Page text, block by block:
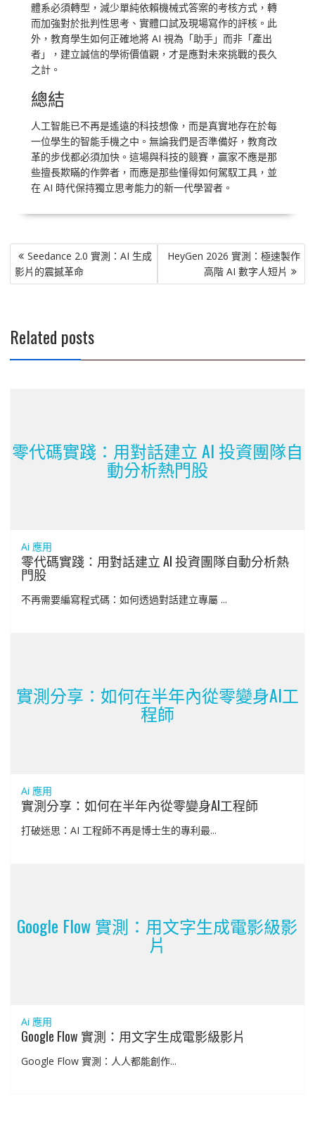
體系必須轉型，減少單純依賴機械式答案的考核方式，轉
而加強對於批判性思考、實體口試及現場寫作的評核。此
外，教育學生如何正確地將 AI 視為「助手」而非「產出
者」，建立誠信的學術價值觀，才是應對未來挑戰的長久
之計。
總結
人工智能已不再是遙遠的科技想像，而是真實地存在於每
一位學生的智能手機之中。無論我們是否準備好，教育改
革的步伐都必須加快。這場與科技的競賽，贏家不應是那
些擅長欺瞞的作弊者，而應是那些懂得如何駕馭工具，並
在 AI 時代保持獨立思考能力的新一代學習者。
文
章
導
Seedance 2.0 實測：AI 生成
影片的震撼革命
HeyGen 2026 實測：極速製作
高階 AI 數字人短片
Related posts
零代碼實踐：用對話建立 AI 投資團隊自
動分析熱門股
Ai 應用
零代碼實踐：用對話建立 AI 投資團隊自動分析熱
門股
不再需要編寫程式碼：如何透過對話建立專屬 ...
實測分享：如何在半年內從零變身AI工
程師
Ai 應用
實測分享：如何在半年內從零變身AI工程師
打破迷思：AI 工程師不再是博士生的專利最...
Google Flow 實測：用文字生成電影級影
片
Ai 應用
Google Flow 實測：用文字生成電影級影片
Google Flow 實測：人人都能創作...